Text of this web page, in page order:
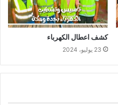
كشف اعطال الكهرباء
23 يوليو، 2024